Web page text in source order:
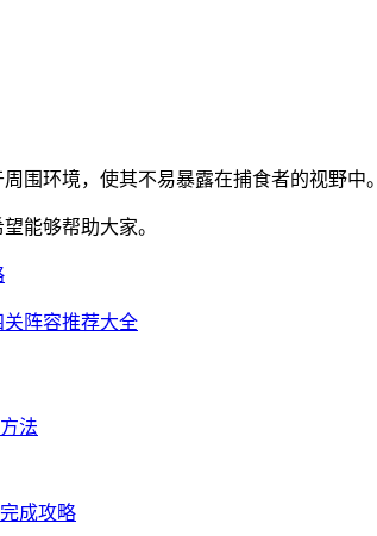
围环境，使其不易暴露在捕食者的视野中。
能够帮助大家。
阵容推荐大全
法
成攻略